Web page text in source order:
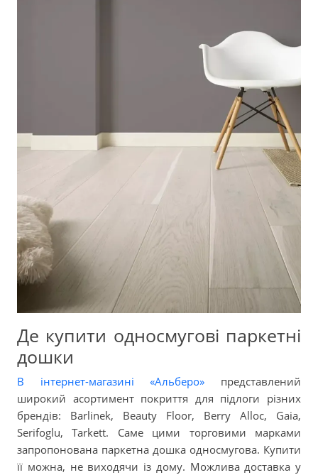
Де купити односмугові паркетні
дошки
В інтернет-магазині «Альберо» представлений
широкий асортимент покриття для підлоги різних
брендів: Barlinek, Beauty Floor, Berry Alloc, Gaia,
Serifoglu, Tarkett. Саме цими торговими марками
запропонована паркетна дошка односмугова. Купити
її можна, не виходячи із дому. Можлива доставка у